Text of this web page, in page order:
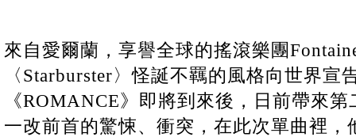
來自愛爾蘭，享譽全球的搖滾樂團
〈Starburster〉怪誕不羈的風格向世界宣
《ROMANCE》即將到來後，日前帶來
一改前首的驚悚、衝突，在此次單曲裡